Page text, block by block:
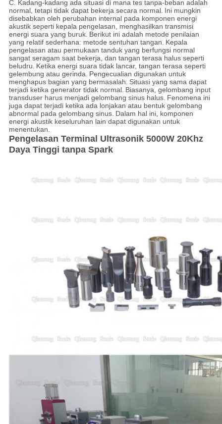
C. Kadang-kadang ada situasi di mana tes tanpa-beban adalah
normal, tetapi tidak dapat bekerja secara normal. Ini mungkin
disebabkan oleh perubahan internal pada komponen energi
akustik seperti kepala pengelasan, menghasilkan transmisi
energi suara yang buruk. Berikut ini adalah metode penilaian
yang relatif sederhana: metode sentuhan tangan. Kepala
pengelasan atau permukaan tanduk yang berfungsi normal
sangat seragam saat bekerja, dan tangan terasa halus seperti
beludru. Ketika energi suara tidak lancar, tangan terasa seperti
gelembung atau gerinda. Pengecualian digunakan untuk
menghapus bagian yang bermasalah. Situasi yang sama dapat
terjadi ketika generator tidak normal. Biasanya, gelombang input
transduser harus menjadi gelombang sinus halus. Fenomena ini
juga dapat terjadi ketika ada lonjakan atau bentuk gelombang
abnormal pada gelombang sinus. Dalam hal ini, komponen
energi akustik keseluruhan lain dapat digunakan untuk
menentukan.
Pengelasan Terminal Ultrasonik 5000W 20Khz
Daya Tinggi tanpa Spark